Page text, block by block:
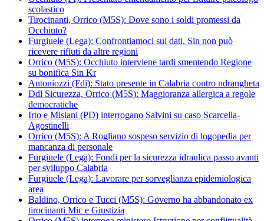
scolastico
Tirocinanti, Orrico (M5S): Dove sono i soldi promessi da
Occhiuto?
Furgiuele (Lega): Confrontiamoci sui dati, Sin non può
ricevere rifiuti da altre regioni
Orrico (M5S): Occhiuto interviene tardi smentendo Regione
su bonifica Sin Kr
Antoniozzi (Fdi): Stato presente in Calabria contro ndrangheta
Ddl Sicurezza, Orrico (M5S): Maggioranza allergica a regole
democratiche
Irto e Misiani (PD) interrogano Salvini su caso Scarcella-
Agostinelli
Orrico (M5S): A Rogliano sospeso servizio di logopedia per
mancanza di personale
Furgiuele (Lega): Fondi per la sicurezza idraulica passo avanti
per sviluppo Calabria
Furgiuele (Lega): Lavorare per sorveglianza epidemiologica
area
Baldino, Orrico e Tucci (M5S): Governo ha abbandonato ex
tirocinanti Mic e Giustizia